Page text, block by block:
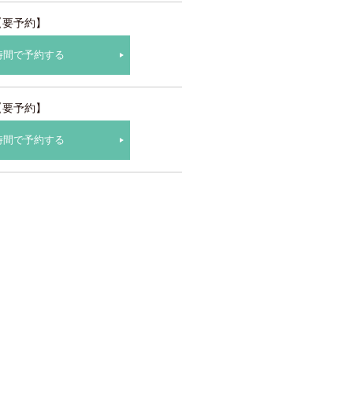
予約】
間で予約する
予約】
間で予約する